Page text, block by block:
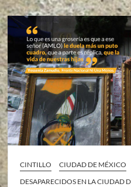
CINTILLO CIUDAD DE MÉXICO
DESAPARECIDOS EN LA CIUDAD